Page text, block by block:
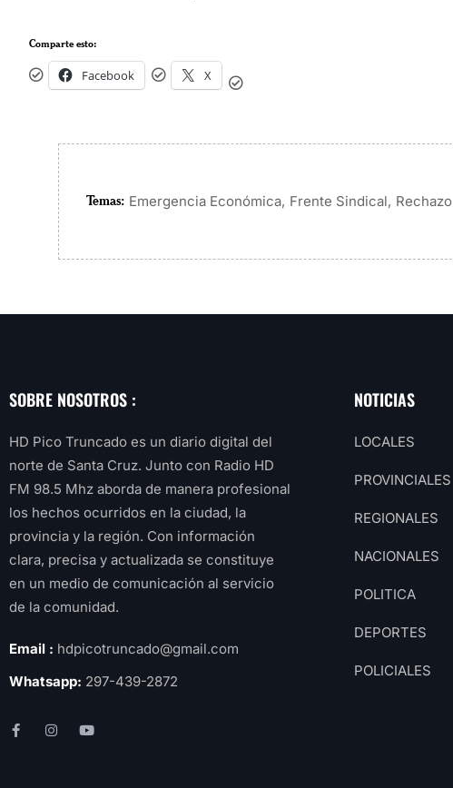
Comparte esto:
Facebook X
Temas: Emergencia Económica, Frente Sindical, Rechazo
SOBRE NOSOTROS :
HD Pico Truncado es un diario digital del
norte de Santa Cruz. Junto con Radio HD
FM 98.5 Mhz aborda de manera profesional
los hechos ocurridos en la ciudad, la
provincia y la región. Con información
clara, precisa y actualizada se constituye
en un medio de comunicación al servicio
de la comunidad.
Email : hdpicotruncado@gmail.com
Whatsapp: 297-439-2872
NOTICIAS
LOCALES
PROVINCIALES
REGIONALES
NACIONALES
POLITICA
DEPORTES
POLICIALES